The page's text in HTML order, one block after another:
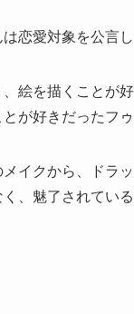
恋愛対象を公言し
絵を描くことが
とが好きだったフ
メイクから、ドラ
、魅了されてい